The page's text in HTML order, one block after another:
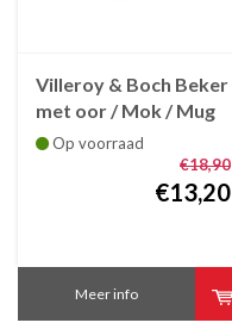
Villeroy & Boch Beker
met oor / Mok / Mug
Crafted Blueberry
Op voorraad
€18,90
€13,20
Meer info